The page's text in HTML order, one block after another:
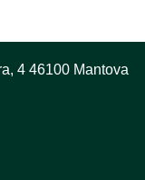
4 46100 Mantova